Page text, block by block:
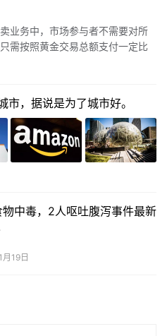
业务中，市场参与者不需要对所
需按照黄金交易总额支付一定比
履约保证。在目前世界黄金交易
么功能。
，据说是为了城市好。
中毒，2人呕吐腹泻事件最新
19日